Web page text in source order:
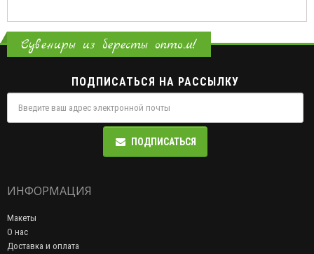
Сувениры из бересты оптом!
ПОДПИСАТЬСЯ НА РАССЫЛКУ
ПОДПИСАТЬСЯ
ИНФОРМАЦИЯ
Макеты
О нас
Доставка и оплата